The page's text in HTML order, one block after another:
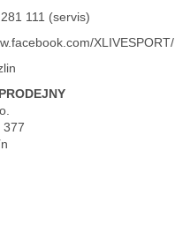
111 (servis)
XLIVESPORT/
377